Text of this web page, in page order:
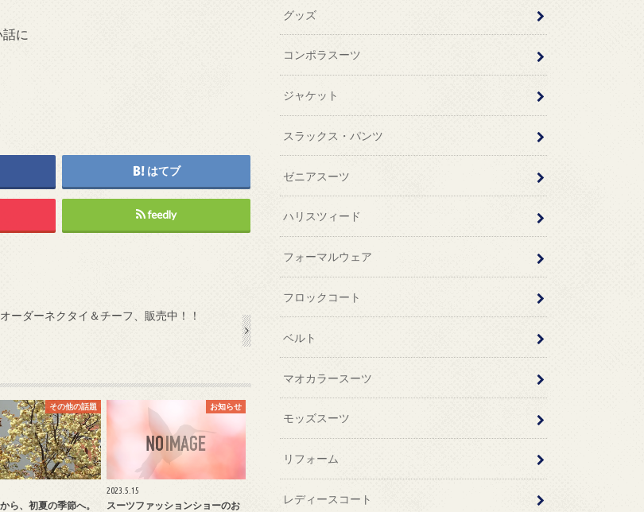
に
はてブ
feedly
オーダーネクタイ＆チーフ、販売中！！
その他の話題
ら、初夏の季節へ。
お知らせ
2023.5.15
スーツファッションショーのお
グッズ
コンポラスーツ
ジャケット
スラックス・パンツ
ゼニアスーツ
ハリスツィード
フォーマルウェア
フロックコート
ベルト
マオカラースーツ
モッズスーツ
リフォーム
レディースコート